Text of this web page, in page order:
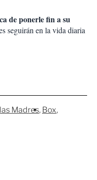
de ponerle fin a su
seguirán en la vida diaria
Madres Box